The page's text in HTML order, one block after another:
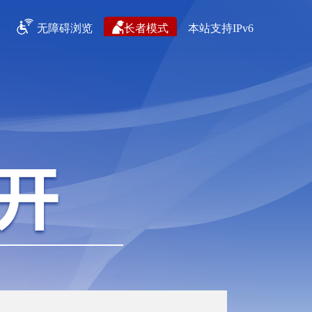
无障碍浏览 长者模式 本站支持IPv6